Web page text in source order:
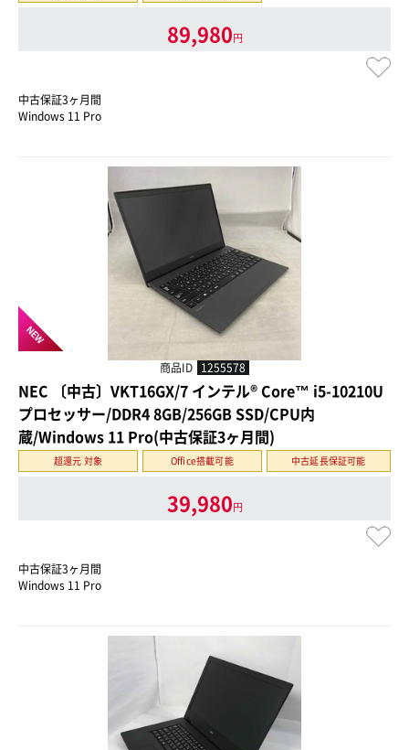
89,980円
中古保証3ヶ月間
Windows 11 Pro
NEW
商品ID 1255578
NEC 〔中古〕VKT16GX/7 インテル® Core™ i5-10210U
プロセッサー/DDR4 8GB/256GB SSD/CPU内
蔵/Windows 11 Pro(中古保証3ヶ月間)
超還元 対象 Office搭載可能 中古延長保証可能
39,980円
中古保証3ヶ月間
Windows 11 Pro